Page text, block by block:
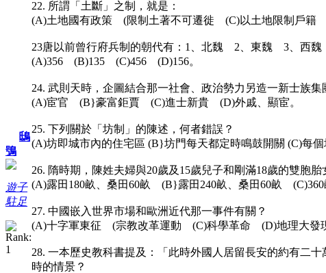
鴟
鴞
遊子
駐足
22. 所謂「土斷」之制，就是：
(A)土地國有政策 (限制土著不可遷徙 (C)以土地限制戶籍
23唐以前曾行府兵制的朝代有：1、北魏 2、東魏 3、
(A)356 (B)135 (C)456 (D)156。
24. 武則天時，企圖結合那一社會、政治勢力另造一新士族集
(A)宦官 (B}豪富鉅賈 (C)進士新貴 (D)外戚、顯宦。
25. 下列關於「坊制」的陳述，何者錯誤？
(A)坊即城市內的住宅區 (B}坊門每天都定時鳴鼓開關 (C)每
26. 隋時期，陳姓夫婦與20歲及15歲兒子和剛滿18歲的雙胞
(A)露田180畝、桑田60畝 (B}露田240畝、桑田60畝
27. 中國嵌入世界市場和歐洲近代那一事件有關？
(A)十字軍東征 (宗教改革運動 (C)科學革命 (D)地理大發
28. 一本歷史教科書提及：「此時外國人居留長安的約有二
時的情景？